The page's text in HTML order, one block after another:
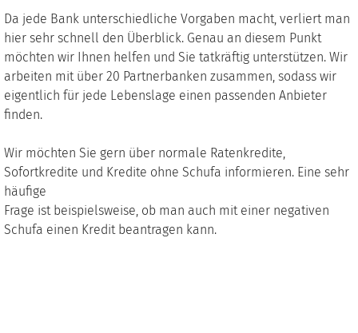
Da jede Bank unterschiedliche Vorgaben macht, verliert man
hier sehr schnell den Überblick. Genau an diesem Punkt
möchten wir Ihnen helfen und Sie tatkräftig unterstützen. Wir
arbeiten mit über 20 Partnerbanken zusammen, sodass wir
eigentlich für jede Lebenslage einen passenden Anbieter
finden.
Wir möchten Sie gern über normale Ratenkredite,
Sofortkredite und Kredite ohne Schufa informieren. Eine sehr
häufige
Frage ist beispielsweise, ob man auch mit einer negativen
Schufa einen Kredit beantragen kann.